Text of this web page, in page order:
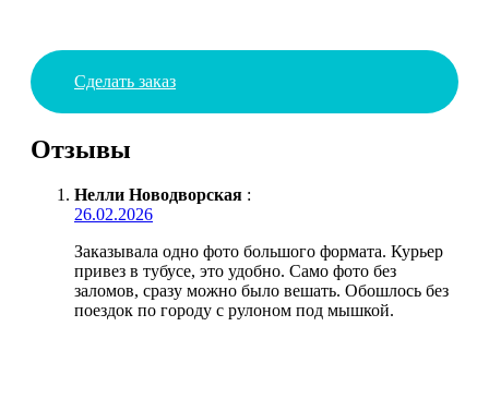
Сделать заказ
Отзывы
Нелли Новодворская :
26.02.2026
Заказывала одно фото большого формата. Курьер
привез в тубусе, это удобно. Само фото без
заломов, сразу можно было вешать. Обошлось без
поездок по городу с рулоном под мышкой.